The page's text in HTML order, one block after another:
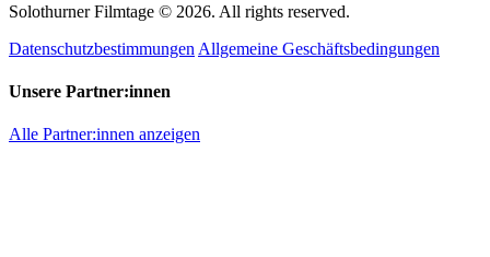
Solothurner Filmtage © 2026. All rights reserved.
Datenschutzbestimmungen Allgemeine Geschäftsbedingungen
Unsere Partner:innen
Alle Partner:innen anzeigen